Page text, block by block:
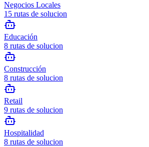
Negocios Locales
15 rutas de solucion
Educación
8 rutas de solucion
Construcción
8 rutas de solucion
Retail
9 rutas de solucion
Hospitalidad
8 rutas de solucion